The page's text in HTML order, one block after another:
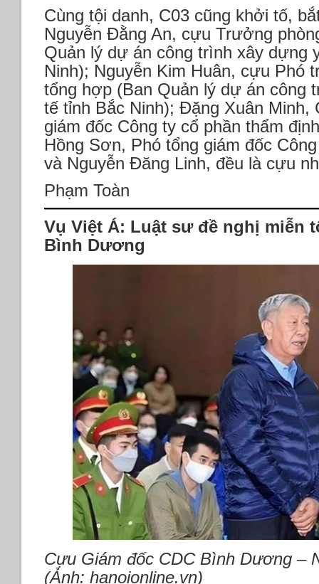
Cùng tội danh, C03 cũng khởi tố,
Nguyễn Đằng An, cựu Trưởng
Quản lý dự án công trình xây dựng
Ninh); Nguyễn Kim Huân, cựu Phó
tổng hợp (Ban Quản lý dự án công
tế tỉnh Bắc Ninh); Đặng Xuân Minh,
giám đốc Công ty cổ phần thẩm
Hồng Sơn, Phó tổng giám đốc
và Nguyễn Đăng Linh, đều là cựu
Phạm Toàn
Vụ Việt Á: Luật sư đề nghị miễn
Bình Dương
Cựu Giám đốc CDC Bình Dương –
(Ảnh: hanoionline.vn)